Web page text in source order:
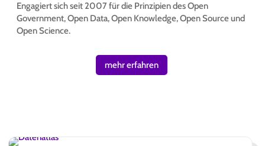
Engagiert sich seit 2007 für die Prinzipien des Open
Government, Open Data, Open Knowledge, Open Source und
Open Science.
mehr erfahren